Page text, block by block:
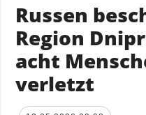
ALLE
RUBRIKEN
Krieg
Wiederaufbau
der Ukraine
Russen
Region
acht
verletzt